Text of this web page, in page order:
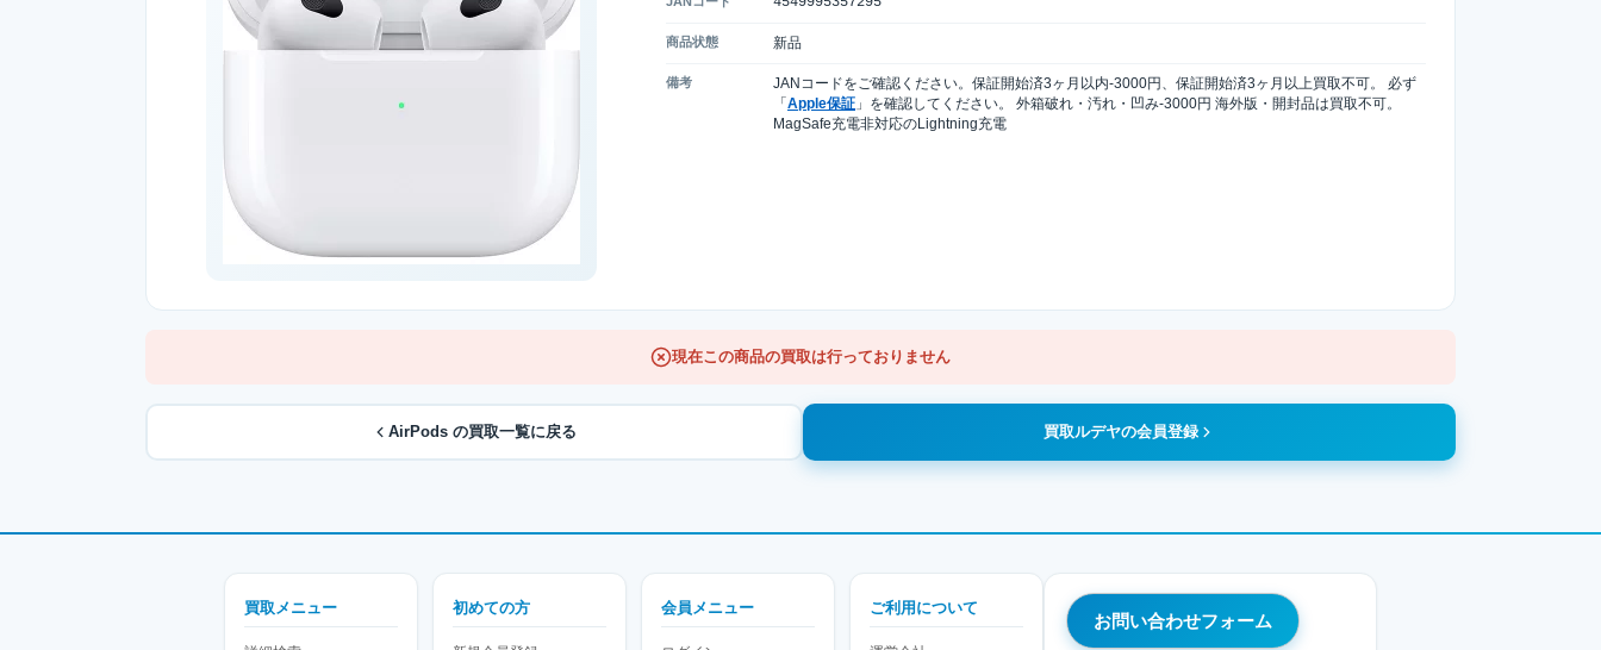
商品状態 新品
備考
JANコードをご確認ください。保証開始済3ヶ月以内-3000円、保証開始済3ヶ月以上買取不可。 必ず
「 Apple保証 」を確認してください。 外箱破れ・汚れ・凹み-3000円 海外版・開封品は買取不可。
MagSafe充電非対応のLightning充電
現在この商品の買取は行っておりません
AirPods の買取一覧に戻る 買取ルデヤの会員登録
買取メニュー 初めての方 会員メニュー ご利用について
お問い合わせフォーム